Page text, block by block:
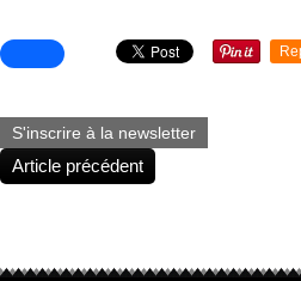
S'inscrire à la newsletter
Article précédent